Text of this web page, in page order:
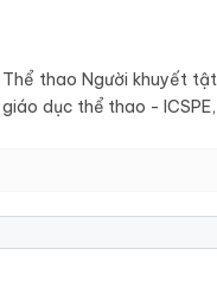
thao Người khuyết
dục thể thao -